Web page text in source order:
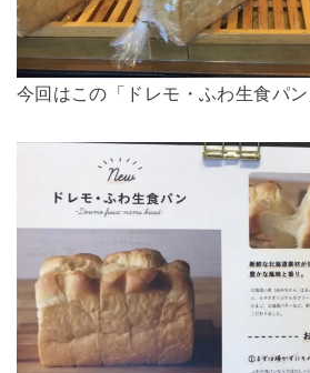
今回はこの「ドレモ・ふわ生食パン